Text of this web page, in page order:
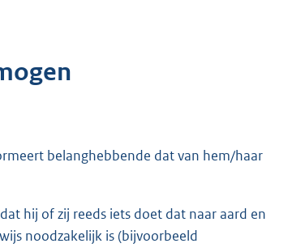
belanghebbende dat van hem/haar
hij of zij reeds iets doet dat naar aard en
noodzakelijk is (bijvoorbeeld